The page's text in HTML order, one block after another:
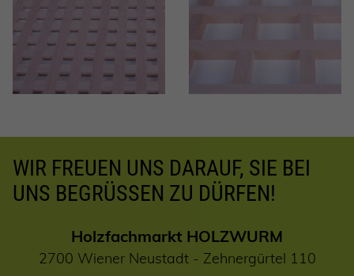
WIR FREUEN UNS DARAUF, SIE BEI
UNS BEGRÜSSEN ZU DÜRFEN!
Holzfachmarkt HOLZWURM
2700 Wiener Neustadt - Zehnergürtel 110